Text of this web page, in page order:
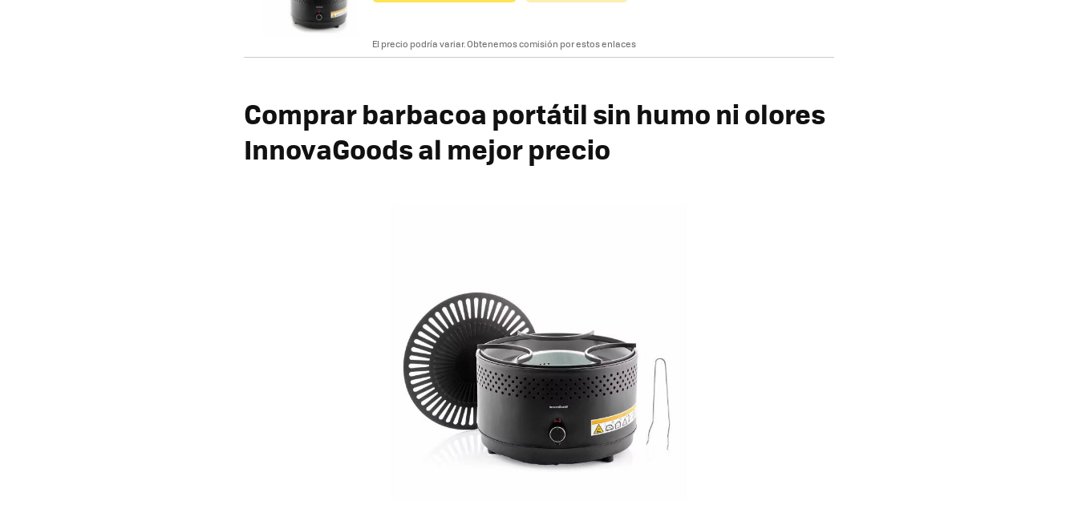
El precio podría variar. Obtenemos comisión por estos enlaces
Comprar barbacoa portátil sin humo ni olores
InnovaGoods al mejor precio